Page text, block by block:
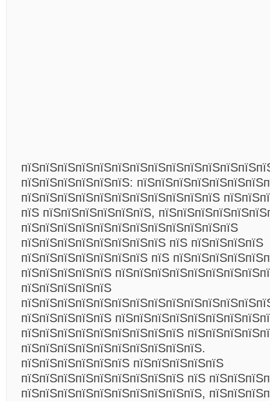
пїЅпїЅпїЅпїЅпїЅпїЅ:
пїЅпїЅпїЅпїЅпїЅпїЅпїЅпїЅпїЅпїЅпїЅ
пїЅ пїЅпїЅпїЅпїЅпїЅпїЅ,
пїЅпїЅпїЅпїЅпїЅпїЅпїЅпїЅпїЅпїЅпїЅпїЅ
пїЅпїЅпїЅпїЅпїЅпїЅпїЅпїЅ пїЅ пїЅпїЅпїЅпїЅ
пїЅпїЅпїЅпїЅпїЅпїЅпїЅ пїЅ
пїЅпїЅпїЅпїЅпїЅ
пїЅпїЅпїЅпїЅпїЅ
пїЅпїЅпїЅпїЅпїЅ
пїЅпїЅпїЅпїЅпїЅпїЅпїЅпїЅпїЅ
пїЅпїЅпїЅпїЅпїЅпїЅпїЅпїЅпїЅпїЅ.
пїЅпїЅпїЅпїЅпїЅпїЅ пїЅпїЅпїЅпїЅпїЅ
пїЅпїЅпїЅпїЅпїЅпїЅпїЅпїЅпїЅ пїЅ
пїЅпїЅпїЅпїЅпїЅпїЅпїЅпїЅпїЅпїЅ,